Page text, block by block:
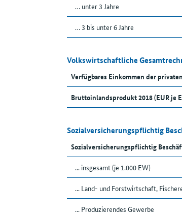
… unter 3 Jahre
… 3 bis unter 6 Jahre
Volkswirtschaftliche
Verfügbares Einkommen der
Bruttoinlandsprodukt 2018 (EUR je
Sozialversicherungspflichtig
Sozialversicherungspflichtig
... insgesamt (je 1.000 EW)
... Land- und Forstwirtschaft,
... Produzierendes Gewerbe